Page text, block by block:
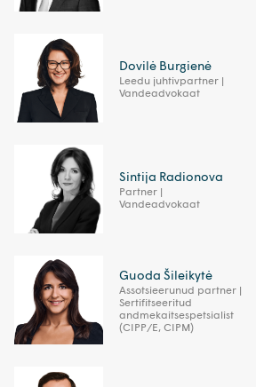
Dovilė Burgienė
Leedu juhtivpartner |
Vandeadvokaat
Sintija Radionova
Partner |
Vandeadvokaat
Guoda Šileikytė
Assotsieerunud partner |
Sertifitseeritud
andmekaitsespetsialist
(CIPP/E, CIPM)